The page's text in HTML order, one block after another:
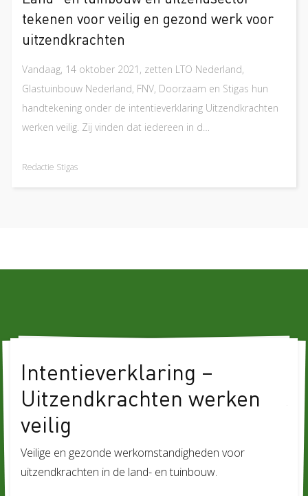
tekenen voor veilig en gezond werk voor
uitzendkrachten
Vandaag, 14 oktober 2021, zetten LTO Nederland,
Glastuinbouw Nederland, FNV, Doorzaam en Stigas hun
handtekening onder de intentieverklaring Uitzendkrachten
werken veilig. Zij vinden dat iedereen in d…
Redactie Stigas
Intentieverklaring –
Uitzendkrachten werken
veilig
Veilige en gezonde werkomstandigheden voor
uitzendkrachten in de land- en tuinbouw.